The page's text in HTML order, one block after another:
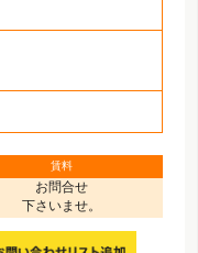
賃料
お問合せ
下さいませ。